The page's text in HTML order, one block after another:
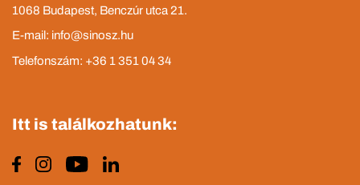
1068 Budapest, Benczúr utca 21.
E-mail: info@sinosz.hu
Telefonszám: +36 1 351 04 34
Itt is találkozhatunk: